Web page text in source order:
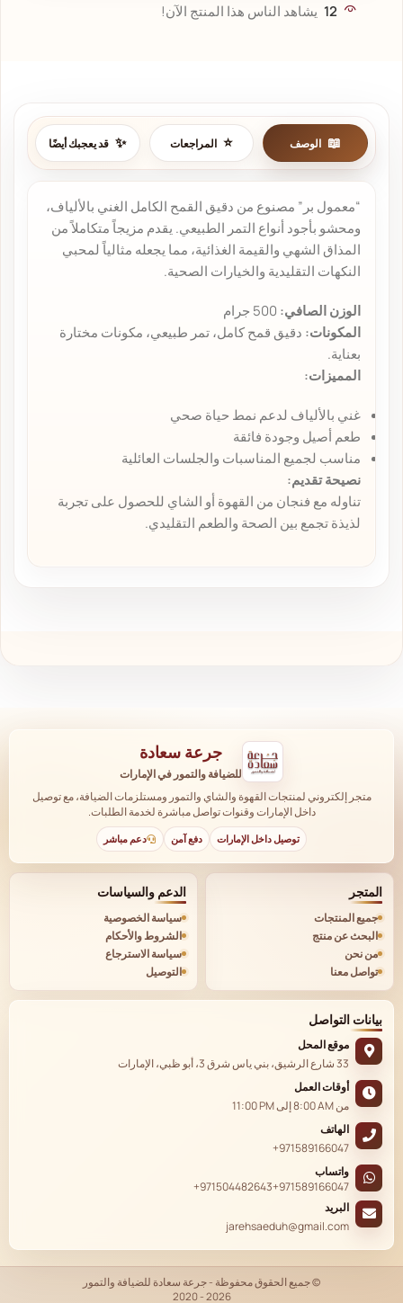
12 يشاهد الناس هذا المنتج الآن!
الوصف المراجعات قد يعجبك أيضًا
“معمول بر” مصنوع من دقيق القمح الكامل الغني بالألياف،
ومحشو بأجود أنواع التمر الطبيعي. يقدم مزيجاً متكاملاً من
المذاق الشهي والقيمة الغذائية، مما يجعله مثالياً لمحبي
النكهات التقليدية والخيارات الصحية.
الوزن الصافي:
المكونات: دقيق قمح كامل، تمر طبيعي، مكونات مختارة
بعناية.
المميزات:
غني بالألياف لدعم نمط حياة صحي
طعم أصيل وجودة فائقة
مناسب لجميع المناسبات والجلسات العائلية
نصيحة تقديم:
تناوله مع فنجان من القهوة أو الشاي للحصول على تجربة
لذيذة تجمع بين الصحة والطعم التقليدي.
جرعة سعادة
للضيافة والتمور في الإمارات
متجر إلكتروني لمنتجات القهوة والشاي والتمور ومستلزمات الضيافة، مع توصيل
داخل الإمارات وقنوات تواصل مباشرة لخدمة الطلبات.
توصيل داخل الإمارات دفع آمن دعم مباشر
المتجر
جميع المنتجات
البحث عن منتج
من نحن
تواصل معنا
الدعم والسياسات
سياسة الخصوصية
الشروط والأحكام
سياسة الاسترجاع
التوصيل
بيانات التواصل
موقع المحل
33 شارع الرشيق، بني ياس شرق 3، أبو ظبي، الإمارات
أوقات العمل
من8:00 AMإلى11:00 PM
الهاتف
+971589166047
واتساب
+971589166047
+971504482643
البريد
jarehsaeduh@gmail.com
© جميع الحقوق محفوظة - جرعة سعادة للضيافة والتمور
2020 - 2026